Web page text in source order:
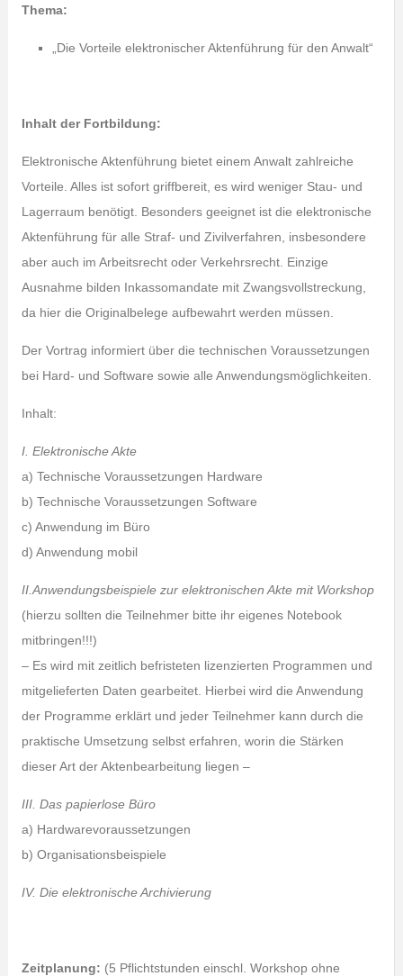
Thema:
„Die Vorteile elektronischer Aktenführung für den Anwalt“
Inhalt der Fortbildung:
Elektronische Aktenführung bietet einem Anwalt zahlreiche
Vorteile. Alles ist sofort griffbereit, es wird weniger Stau- und
Lagerraum benötigt. Besonders geeignet ist die elektronische
Aktenführung für alle Straf- und Zivilverfahren, insbesondere
aber auch im Arbeitsrecht oder Verkehrsrecht. Einzige
Ausnahme bilden Inkassomandate mit Zwangsvollstreckung,
da hier die Originalbelege aufbewahrt werden müssen.
Der Vortrag informiert über die technischen Voraussetzungen
bei Hard- und Software sowie alle Anwendungsmöglichkeiten.
Inhalt:
I. Elektronische Akte
a) Technische Voraussetzungen Hardware
b) Technische Voraussetzungen Software
c) Anwendung im Büro
d) Anwendung mobil
II.Anwendungsbeispiele zur elektronischen Akte mit Workshop
(hierzu sollten die Teilnehmer bitte ihr eigenes Notebook
mitbringen!!!)
– Es wird mit zeitlich befristeten lizenzierten Programmen und
mitgelieferten Daten gearbeitet. Hierbei wird die Anwendung
der Programme erklärt und jeder Teilnehmer kann durch die
praktische Umsetzung selbst erfahren, worin die Stärken
dieser Art der Aktenbearbeitung liegen –
III. Das papierlose Büro
a) Hardwarevoraussetzungen
b) Organisationsbeispiele
IV. Die elektronische Archivierung
Zeitplanung: (5 Pflichtstunden einschl. Workshop ohne